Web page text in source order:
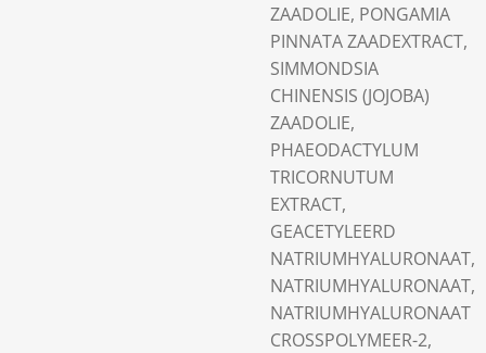
ZAADOLIE, PONGAMIA
PINNATA ZAADEXTRACT,
SIMMONDSIA
CHINENSIS (JOJOBA)
ZAADOLIE,
PHAEODACTYLUM
TRICORNUTUM
EXTRACT,
GEACETYLEERD
NATRIUMHYALURONAAT,
NATRIUMHYALURONAAT,
NATRIUMHYALURONAAT
CROSSPOLYMEER-2,